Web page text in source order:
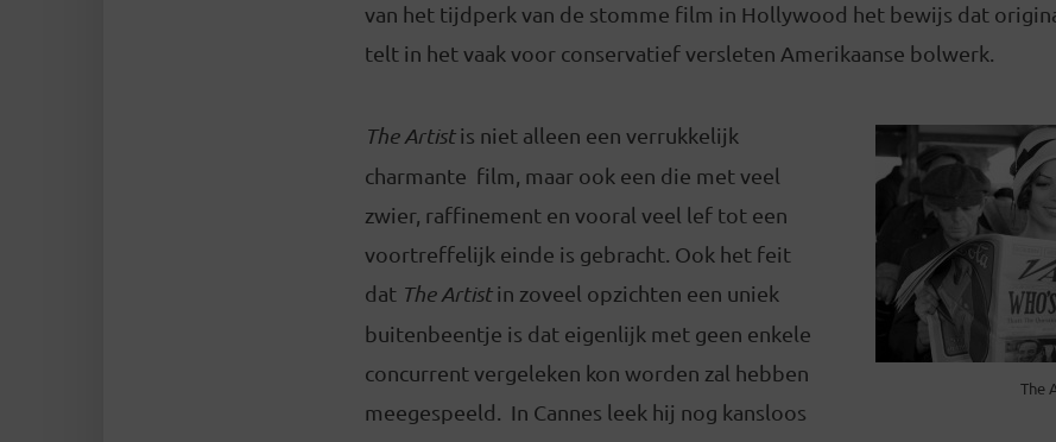
van het tijdperk van de stomme film in Hollywood het bewijs dat
telt in het vaak voor conservatief versleten Amerikaanse bolwerk.
The
The Artistis niet alleen een verrukkelijk
charmante film, maar ook een die met veel
zwier, raffinement en vooral veel lef tot een
voortreffelijk einde is gebracht. Ook het feit
dat The Artistin zoveel opzichten een uniek
buitenbeentje is dat eigenlijk met geen enkele
concurrent vergeleken kon worden zal hebben
meegespeeld. In Cannes leek hij nog kansloos